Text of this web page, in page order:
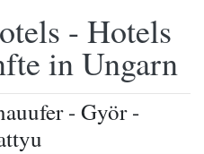
- Hotels
in Ungarn
- Györ -